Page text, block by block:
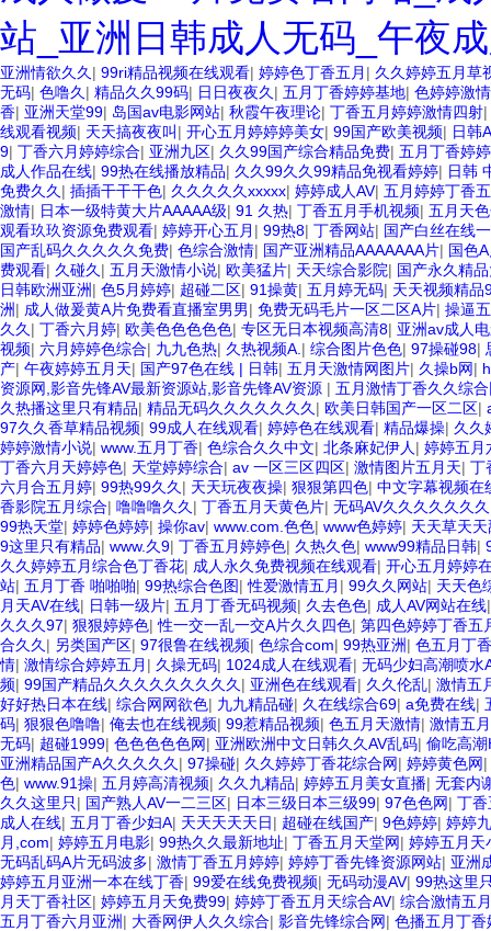
站_亚洲日韩成人无码_午夜
亚洲情欲久久 | 99ri精品视频在线观看| 婷婷色丁香五月 | 久久婷婷五月草
无码| 色噜久 | 精品久久99码| 日日夜夜久 | 五月丁香婷婷基地| 色婷婷激
香| 亚洲天堂99| 岛国av电影网站| 秋霞午夜理论| 丁香五月婷婷激情四射|
线观看视频| 天天搞夜夜叫 | 开心五月婷婷婷美女| 99国产欧美视频| 日韩
9| 丁香六月婷婷综合| 亚洲九区| 久久99国产综合精品免费| 五月丁香婷
成人作品在线| 99热在线播放精品| 久久99久久99精品免视看婷婷| 日韩
免费久久 | 插插干干干色| 久久久久久xxxxx| 婷婷成人AV| 五月婷婷丁香
激情| 日本一级特黄大片AAAAA级| 91 久热| 丁香五月手机视频| 五月天
观看玖玖资源免费观看| 婷婷开心五月 | 99热8| 丁香网站| 国产白丝在线
国产乱码久久久久久免费| 色综合激情| 国产亚洲精品AAAAAAA片| 国色
费观看| 久碰久 | 五月天激情小说| 欧美猛片| 天天综合影院| 国产永久精
日韩欧洲亚洲| 色5月婷婷| 超碰二区| 91操黄| 五月婷无码| 天天视频精品
洲| 成人做爰黄A片免费看直播室男男| 免费无码毛片一区二区A片| 操逼
久久 | 丁香六月婷| 欧美色色色色色| 专区无日本视频高清8| 亚洲av成人
视频| 六月婷婷色综合| 九九色热| 久热视频A. | 综合图片色色| 97操碰98|
产| 午夜婷婷五月天| 国产97色在线 | 日韩| 五月天激情网图片| 久操b网|
资源网,影音先锋AV最新资源站,影音先锋AV资源 | 五月激情丁香久久综
久热播这里只有精品| 精品无码久久久久久久久 | 欧美日韩国产一区二区|
97久久香草精品视频| 99成人在线观看| 婷婷色在线观看| 精品爆操| 久久
婷婷激情小说| www.五月丁香| 色综合久久中文| 北条麻妃伊人 | 婷婷五月
丁香六月天婷婷色| 天堂婷婷综合| av 一区三区四区| 激情图片五月天| 丁
六月合五月婷| 99热99久久 | 天天玩夜夜操| 狠狠第四色| 中文字幕视频在
香影院五月综合| 噜噜噜久久 | 丁香五月天黄色片| 无码AV久久久久久久久
99热天堂| 婷婷色婷婷| 操你av| www.com.色色| www色婷婷| 天天草天天
9这里只有精品| www.久9| 丁香五月婷婷色| 久热久色| www99精品日韩|
久久婷婷五月综合色丁香花| 成人永久免费视频在线观看| 开心五月婷婷
站| 五月丁香 啪啪啪| 99热综合色图|性爱激情五月 | 99久久网站| 天天色
月天AV在线| 日韩一级片| 五月丁香无码视频| 久去色色| 成人AV网站在线
久久久97| 狠狠婷婷色|性一交一乱一交A片久久四色| 第四色婷婷丁香五
合久久 | 另类国产区| 97很鲁在线视频| 色综合com| 99热亚洲| 色五月丁
情| 激情综合婷婷五月 | 久操无码| 1024成人在线观看| 无码少妇高潮喷水
频| 99国产精品久久久久久久久久久 | 亚洲色在线观看| 久久伦乱| 激情五
好好热日本在线| 综合网网欲色| 九九精品碰| 久在线综合69| a免费在线|
码| 狠狠色噜噜| 俺去也在线视频| 99惹精品视频| 色五月天激情| 激情五
无码| 超碰1999| 色色色色色网| 亚洲欧洲中文日韩久久AV乱码| 偷吃高
亚洲精品国产A久久久久久 | 97操碰| 久久婷婷丁香花综合网| 婷婷黄色网|
色| www.91操| 五月婷高清视频| 久久九精品| 婷婷五月美女直播| 无套内
久久这里只 | 国产熟人AV一二三区| 日本三级日本三级99| 97色色网| 丁香
成人在线| 五月丁香少妇A| 天天天天天日| 超碰在线国产| 9色婷婷| 婷婷
月,com| 婷婷五月电影| 99热久久最新地址| 丁香五月天堂网| 婷婷五月天
无码乱码A片无码波多| 激情丁香五月婷婷| 婷婷丁香先锋资源网站| 亚洲
婷婷五月亚洲一本在线丁香| 99爱在线免费视频| 无码动漫AV| 99热这里
月天丁香社区| 婷婷五月天免费99| 婷婷丁香五月天综合AV| 综合激情五
五月丁香六月亚洲| 大香网伊人久久综合| 影音先锋综合网| 色播五月丁香